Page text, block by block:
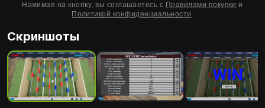
Нажимая на кнопку, вы соглашаетесь с Правилами покупки и
Политикой конфиденциальности.
Скриншоты